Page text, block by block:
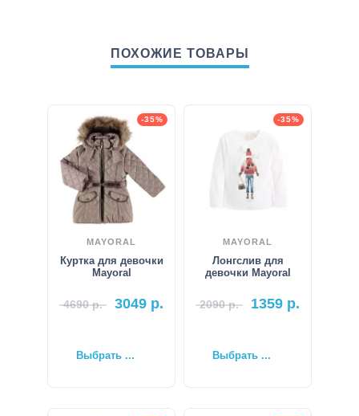
ПОХОЖИЕ ТОВАРЫ
-35%
MAYORAL
Куртка для девочки
Mayoral
4690р. 3049 р.
Выбрать ...
-35%
MAYORAL
Лонгслив для
девочки Mayoral
2090р. 1359 р.
Выбрать ...